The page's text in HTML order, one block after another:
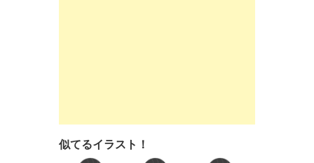
似てるイラスト！